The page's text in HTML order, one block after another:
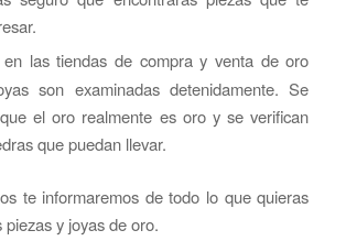
las tiendas de compra y venta de oro
son examinadas detenidamente. Se
el oro realmente es oro y se verifican
que puedan llevar.
te informaremos de todo lo que quieras
y joyas de oro.